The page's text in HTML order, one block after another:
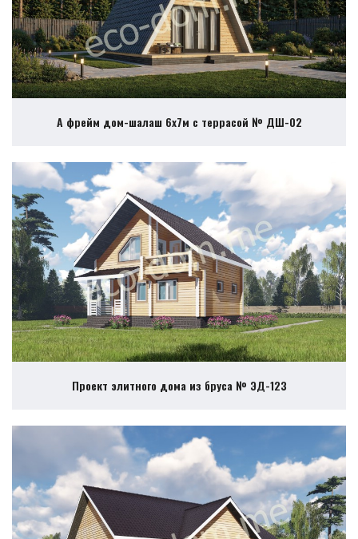
А фрейм дом-шалаш 6х7м с террасой № ДШ-02
Проект элитного дома из бруса № ЭД-123